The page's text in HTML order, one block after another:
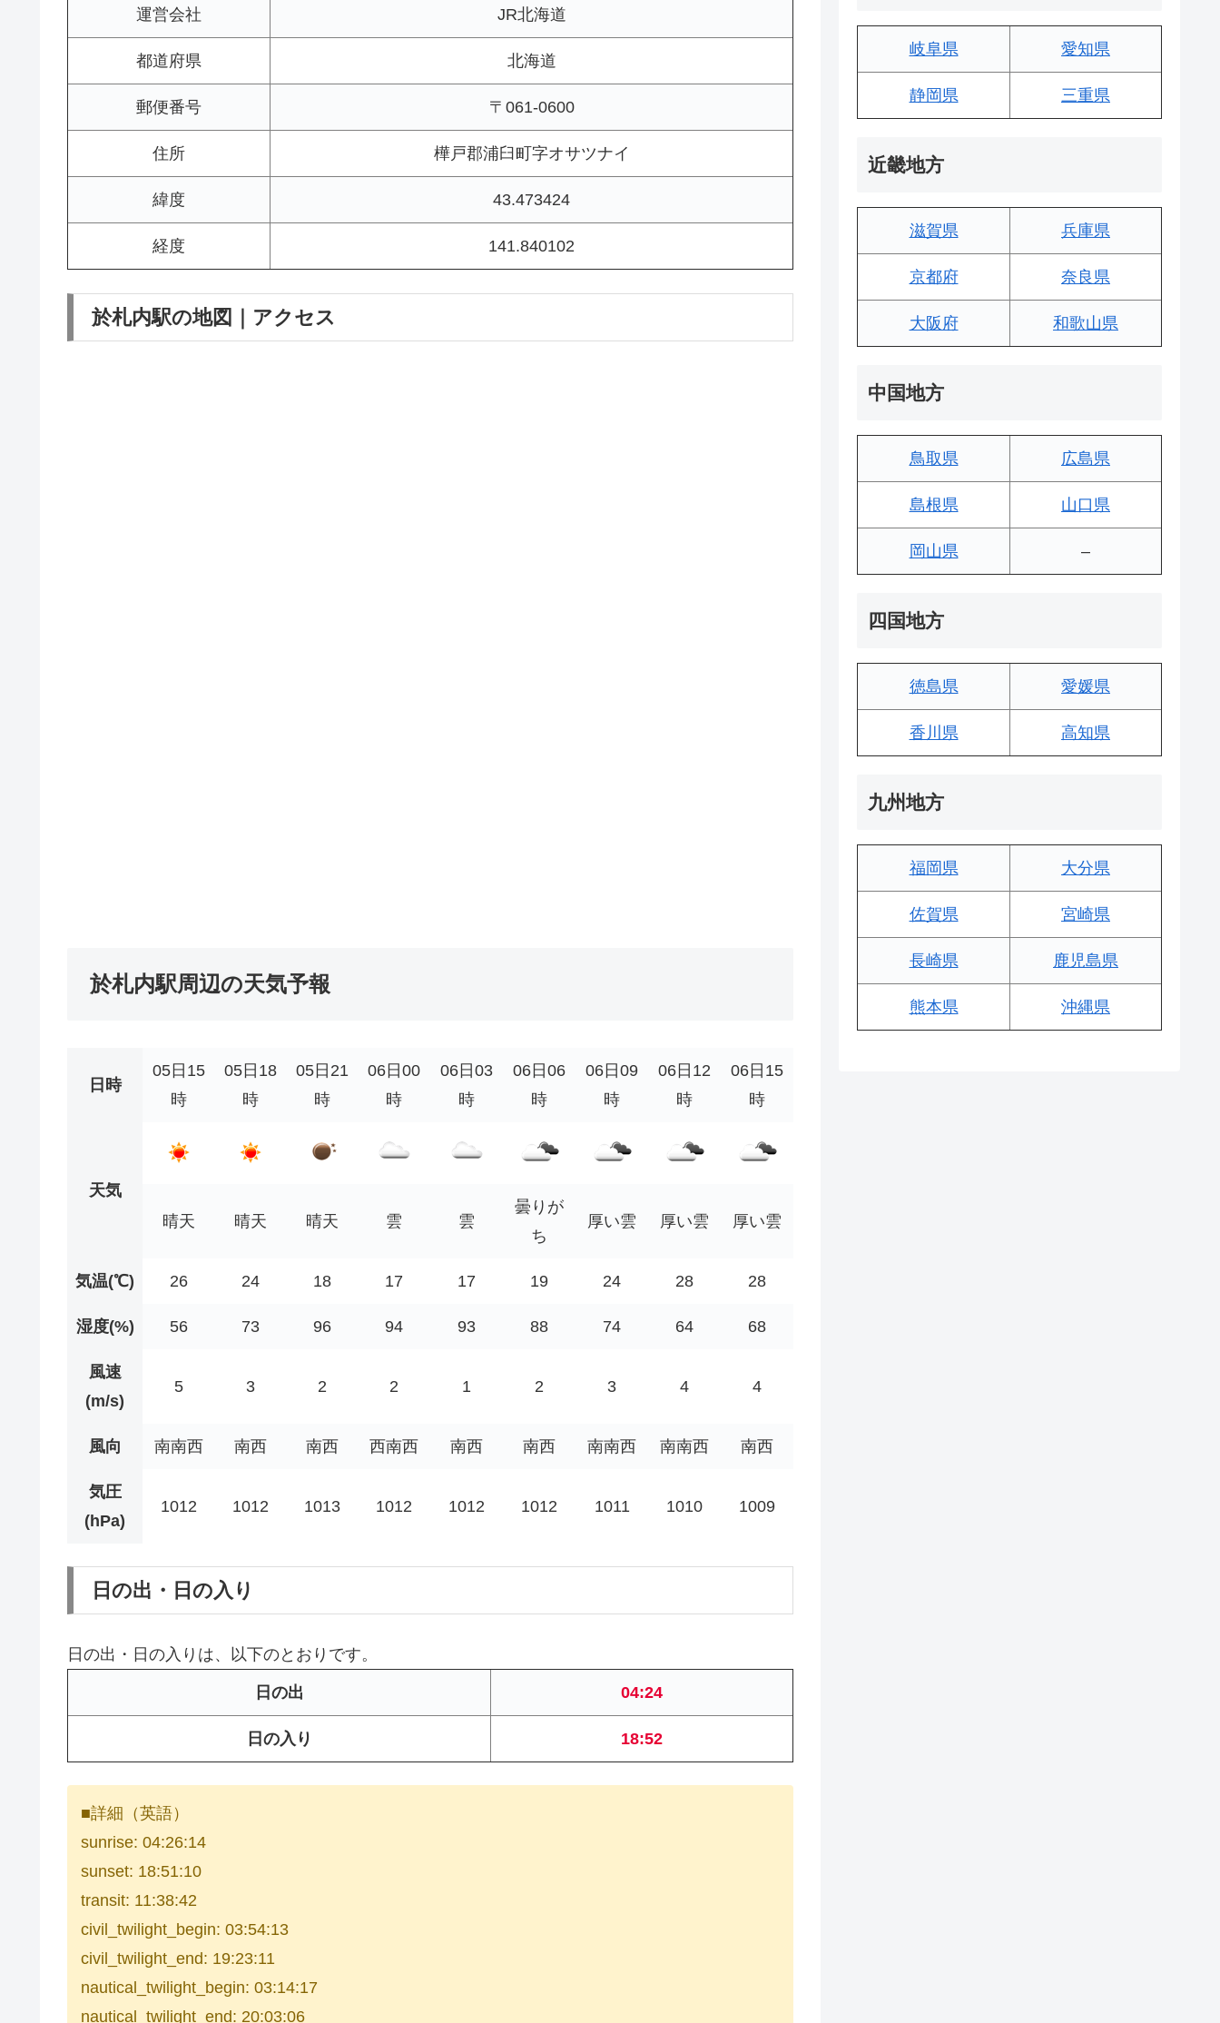
運営会社 JR北海道
都道府県 北海道
郵便番号 〒061-0600
住所 樺戸郡浦臼町字オサツナイ
緯度 43.473424
経度 141.840102
於札内駅の地図｜アクセス
於札内駅周辺の天気予報
日時
05日15
時
05日18
時
05日21
時
06日00
時
06日03
時
06日06
時
06日09
時
06日12
時
06日15
時
天気
晴天
晴天 晴天 雲 雲
曇りが
ち
厚い雲 厚い雲 厚い雲
気温(℃) 26 24 18 17 17 19 24 28 28
湿度(%) 56 73 96 94 93 88 74 64 68
風速
(m/s)
5 3 2 2 1 2 3 4 4
風向 南南西 南西 南西 西南西 南西 南西 南南西 南南西 南西
気圧
(hPa)
1012 1012 1013 1012 1012 1012 1011 1010 1009
日の出・日の入り
日の出・日の入りは、以下のとおりです。
日の出 04:24
日の入り 18:52
■詳細（英語）
sunrise: 04:26:14
sunset: 18:51:10
transit: 11:38:42
civil_twilight_begin: 03:54:13
civil_twilight_end: 19:23:11
nautical_twilight_begin: 03:14:17
nautical_twilight_end: 20:03:06
岐阜県 愛知県
静岡県 三重県
近畿地方
滋賀県 兵庫県
京都府 奈良県
大阪府 和歌山県
中国地方
鳥取県 広島県
島根県 山口県
岡山県 –
四国地方
徳島県 愛媛県
香川県 高知県
九州地方
福岡県 大分県
佐賀県 宮崎県
長崎県 鹿児島県
熊本県 沖縄県